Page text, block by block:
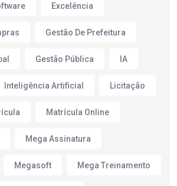
Excelência
Gestão De Prefeitura
Gestão Pública IA
Inteligência Artificial Licitação
Matrícula Online
Mega Assinatura
Megasoft Mega Treinamento